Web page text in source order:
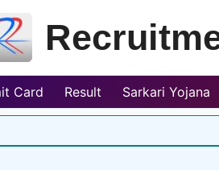
Card Result Sarkari Yojana